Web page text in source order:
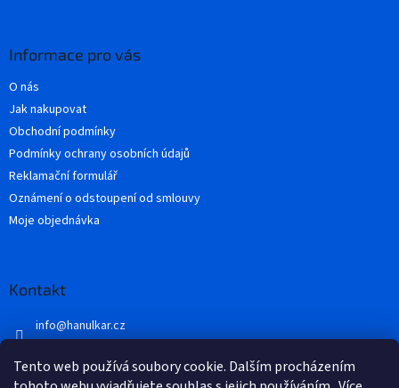
Tento web používá soubory cookie. Dalším procházením
Informace pro vás
O nás
Jak nakupovat
Obchodní podmínky
Podmínky ochrany osobních údajů
Reklamační formulář
Oznámení o odstoupení od smlouvy
Moje objednávka
Kontakt
info@hanulkar.cz
Přidejte se k nám...